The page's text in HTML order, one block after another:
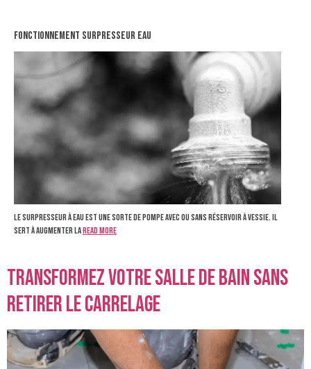
fonctionnement surpresseur eau
Le surpresseur à eau est une sorte de pompe avec ou sans réservoir à vessie. Il
sert à augmenter laRead more
Transformez votre salle de bain sans
retirer le carrelage